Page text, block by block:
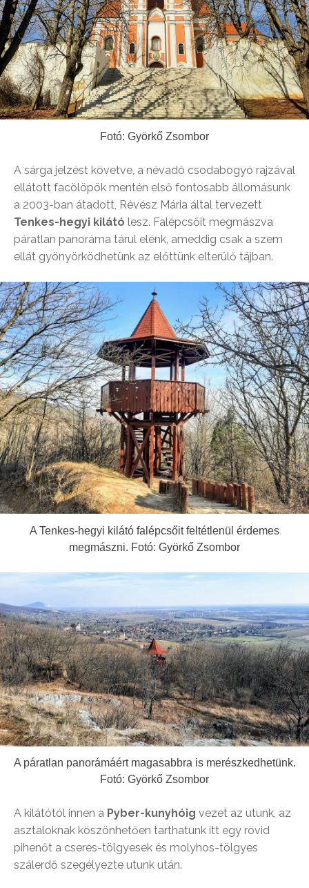
Fotó: Györkő Zsombor
A sárga jelzést követve, a névadó csodabogyó rajzával
ellátott facölöpök mentén első fontosabb állomásunk
a 2003-ban átadott, Révész Mária által tervezett
Tenkes-hegyi kilátó lesz. Falépcsőit megmászva
páratlan panoráma tárul elénk, ameddig csak a szem
ellát gyönyörködhetünk az előttünk elterülő tájban.
A Tenkes-hegyi kilátó falépcsőit feltétlenül érdemes
megmászni. Fotó: Györkő Zsombor
A páratlan panorámáért magasabbra is merészkedhetünk.
Fotó: Györkő Zsombor
A kilátótól innen a Pyber-kunyhóig vezet az utunk, az
asztaloknak köszönhetően tarthatunk itt egy rövid
pihenőt a cseres-tölgyesek és molyhos-tölgyes
szálerdő szegélyezte utunk után.